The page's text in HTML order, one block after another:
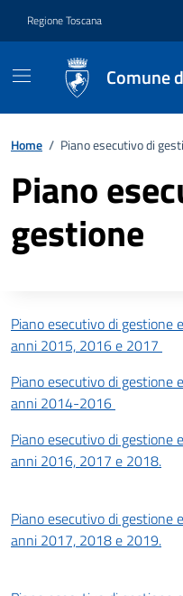
Regione Toscana
Comune
Home / Piano esecutivo di
Piano
gestione
Descrizione completa
Piano esecutivo di gestione
anni 2015, 2016 e 2017
Piano esecutivo di gestione
anni 2014-2016
Piano esecutivo di gestione
anni 2016, 2017 e 2018.
Piano esecutivo di gestione
anni 2017, 2018 e 2019.